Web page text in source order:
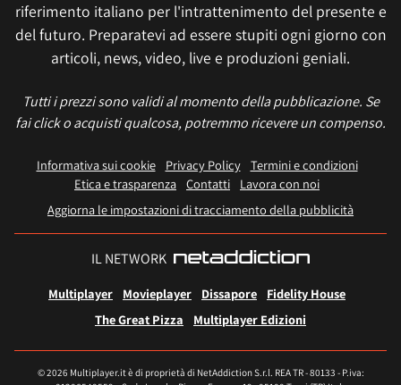
riferimento italiano per l'intrattenimento del presente e
del futuro. Preparatevi ad essere stupiti ogni giorno con
articoli, news, video, live e produzioni geniali.
Tutti i prezzi sono validi al momento della pubblicazione. Se
fai click o acquisti qualcosa, potremmo ricevere un compenso.
Informativa sui cookie Privacy Policy
Termini e condizioni
Etica e trasparenza Contatti
Lavora con noi
Aggiorna le impostazioni di tracciamento della pubblicità
IL NETWORK
Multiplayer Movieplayer Dissapore
Fidelity House
The Great Pizza
Multiplayer Edizioni
© 2026 Multiplayer.it è di proprietà di NetAddiction S.r.l. REA TR - 80133 - P.iva: